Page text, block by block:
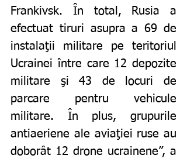
Frankivsk.
În total, Rusia a
efectuat tiruri asupra a 69 de
instalaţii militare pe teritoriul
Ucrainei între care 12 depozite
militare şi 43 de locuri de
parcare pentru vehicule
militare. În plus, grupurile
antiaeriene ale aviaţiei ruse au
doborât 12 drone ucrainene”, a